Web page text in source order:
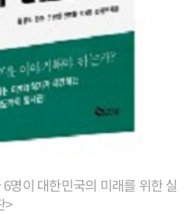
명이 대한민국의 미래를 위한 실
>